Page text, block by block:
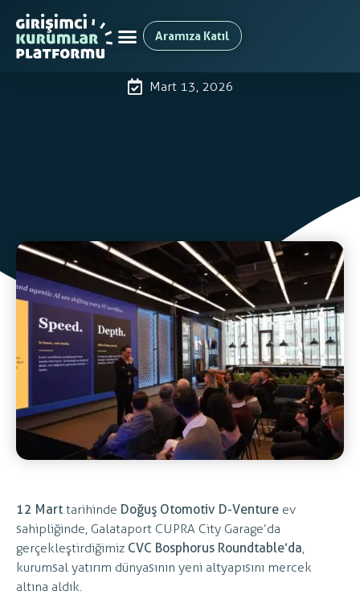
Aramıza Katıl
CVC Bosphorus Roundtable: How To
Mart 13, 2026
12 Mart tarihinde Doğuş Otomotiv D-Venture ev
sahipliğinde, Galataport CUPRA City Garage’da
gerçekleştirdiğimiz CVC Bosphorus Roundtable’da
kurumsal yatırım dünyasının yeni altyapısını mercek
altına aldık.